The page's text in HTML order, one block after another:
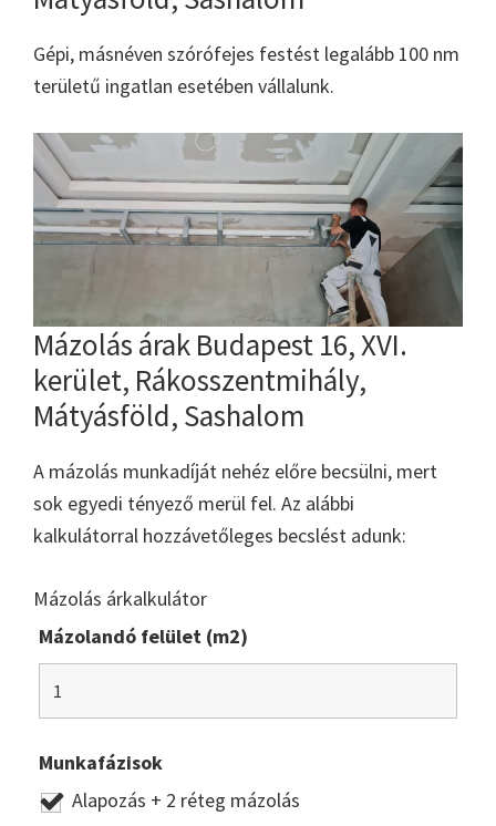
Gépi, másnéven szórófejes festést legalább 100 nm
területű ingatlan esetében vállalunk.
Mázolás árak Budapest 16, XVI.
kerület, Rákosszentmihály,
Mátyásföld, Sashalom
A mázolás munkadíját nehéz előre becsülni, mert
sok egyedi tényező merül fel. Az alábbi
kalkulátorral hozzávetőleges becslést adunk:
Mázolás árkalkulátor
Mázolandó felület (m2)
Munkafázisok
Alapozás + 2 réteg mázolás